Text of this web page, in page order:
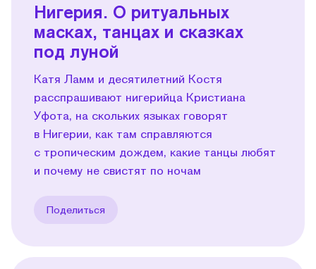
Нигерия. О ритуальных
масках, танцах и сказках
под луной
Катя Ламм и десятилетний Костя
расспрашивают нигерийца Кристиана
Уфота, на скольких языках говорят
в Нигерии, как там справляются
с тропическим дождем, какие танцы любят
и почему не свистят по ночам
Поделиться